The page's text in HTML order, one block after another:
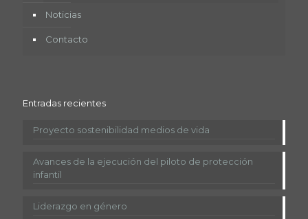
Noticias
Contacto
Entradas recientes
Proyecto sostenibilidad medios de vida
Avances de la ejecución del piloto de protección
infantil
Liderazgo en género